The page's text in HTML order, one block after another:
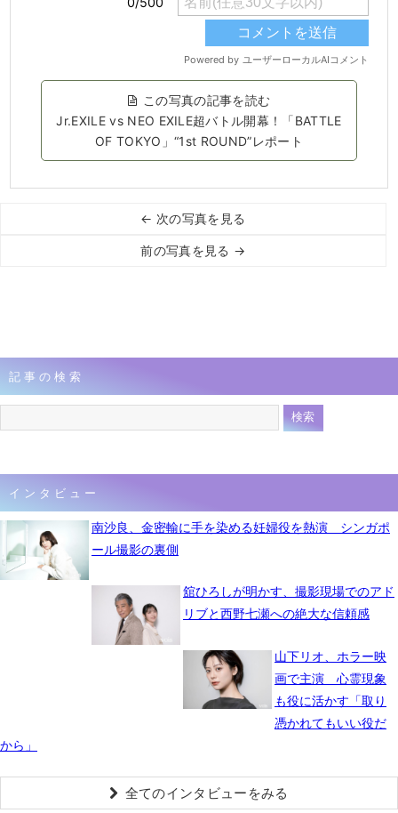
この写真の記事を読む
Jr.EXILE vs NEO EXILE超バトル開幕！「BATTLE
OF TOKYO」“1st ROUND”レポート
← 次の写真を見る
前の写真を見る →
記事の検索
インタビュー
南沙良、金密輸に手を染める妊婦役を熱演 シンガポ
ール撮影の裏側
舘ひろしが明かす、撮影現場でのアド
リブと西野七瀬への絶大な信頼感
山下リオ、ホラー映
画で主演 心霊現象
も役に活かす「取り
憑かれてもいい役だ
から」
全てのインタビューをみる